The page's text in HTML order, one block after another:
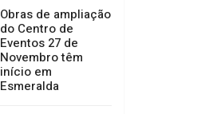
Obras de ampliação
do Centro de
Eventos 27 de
Novembro têm
início em
Esmeralda